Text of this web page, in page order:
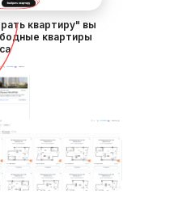
квартиру" вы
квартиры